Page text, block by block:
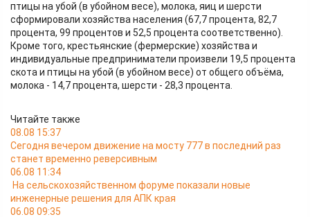
птицы на убой (в убойном весе), молока, яиц и шерсти
сформировали хозяйства населения (67,7 процента, 82,7
процента, 99 процентов и 52,5 процента соответственно).
Кроме того, крестьянские (фермерские) хозяйства и
индивидуальные предприниматели произвели 19,5 процента
скота и птицы на убой (в убойном весе) от общего объёма,
молока - 14,7 процента, шерсти - 28,3 процента.
Читайте также
08.08 15:37
Сегодня вечером движение на мосту 777 в последний раз
станет временно реверсивным
06.08 11:34
На сельскохозяйственном форуме показали новые
инженерные решения для АПК края
06.08 09:35